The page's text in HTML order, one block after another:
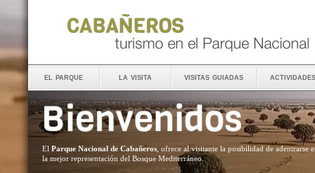
el parque la visita visitas guiadas actividades
El Parque Nacional de Cabañeros , ofrece al visitante la posibilidad de adentrarse
la mejor representación del Bosque Mediterráneo.